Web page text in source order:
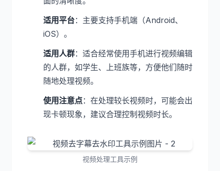
适用平台：主要支持手机端（Android、
iOS）。
适用人群：适合经常使用手机进行视频编辑
的人群，如学生、上班族等，方便他们随时
随地处理视频。
使用注意点：在处理较长视频时，可能会出
现卡顿现象，建议合理控制视频时长。
视频处理工具示例